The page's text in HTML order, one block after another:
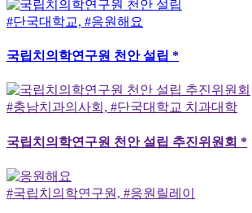
#단국대학교, #응원해요
국립치의학연구원 천안 설립 *
#충남치과의사회, #단국대학교 치과대학
국립치의학연구원 천안 설립 추진위원회 *
#국립치의학연구원, #응원릴레이